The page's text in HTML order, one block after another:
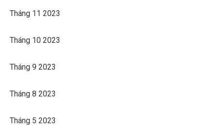
Tháng 11 2023
Tháng 10 2023
Tháng 9 2023
Tháng 8 2023
Tháng 5 2023